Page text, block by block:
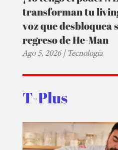
transforman tu
voz que desbloquea
regreso de He-Man
Ago 5, 2026|Tecnología
T-Plus